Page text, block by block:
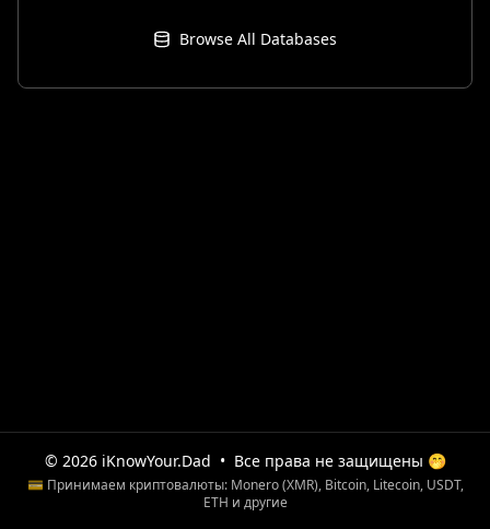
Browse All Databases
© 2026 iKnowYour.Dad • Все права не защищены 🤭
💳 Принимаем криптовалюты: Monero (XMR), Bitcoin, Litecoin, USDT,
ETH и другие